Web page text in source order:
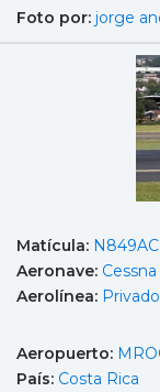
Foto por: jorge
Matícula: N849AC
Aeronave:
Aerolínea: Privado
Aeropuerto:
País: Costa Rica